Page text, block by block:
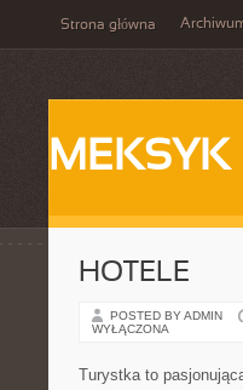
Strona główna
MEKSYK
HOTELE
POSTED BY ADMIN
WYŁĄCZONA
Turystka to